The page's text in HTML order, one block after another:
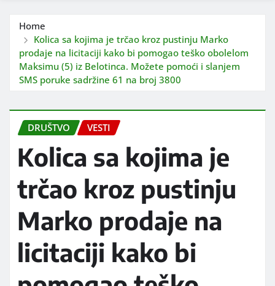
Home
Kolica sa kojima je trčao kroz pustinju Marko
prodaje na licitaciji kako bi pomogao teško obolelom
Maksimu (5) iz Belotinca. Možete pomoći i slanjem
SMS poruke sadržine 61 na broj 3800
DRUŠTVO VESTI
Kolica sa kojima je
trčao kroz pustinju
Marko prodaje na
licitaciji kako bi